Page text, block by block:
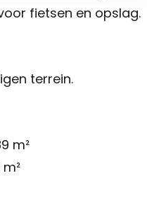
fietsen en opslag.
terrein.
m²